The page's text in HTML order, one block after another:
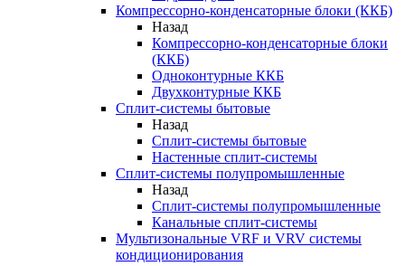
Компрессорно-конденсаторные блоки (ККБ)
Назад
Компрессорно-конденсаторные блоки
(ККБ)
Одноконтурные ККБ
Двухконтурные ККБ
Сплит-системы бытовые
Назад
Сплит-системы бытовые
Настенные сплит-системы
Сплит-системы полупромышленные
Назад
Сплит-системы полупромышленные
Канальные сплит-системы
Мультизональные VRF и VRV системы
кондиционирования